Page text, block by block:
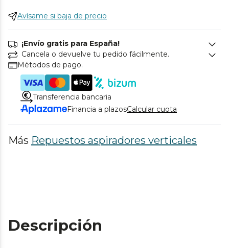
Avísame si baja de precio
¡Envío gratis para España!
Cancela o devuelve tu pedido fácilmente.
Métodos de pago.
Transferencia bancaria
Financia a plazosCalcular cuota
Más Repuestos aspiradores verticales
Descripción